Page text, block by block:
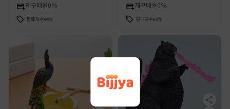
재구매율0%
판매개수84개
재구매율0%
판매개수63개